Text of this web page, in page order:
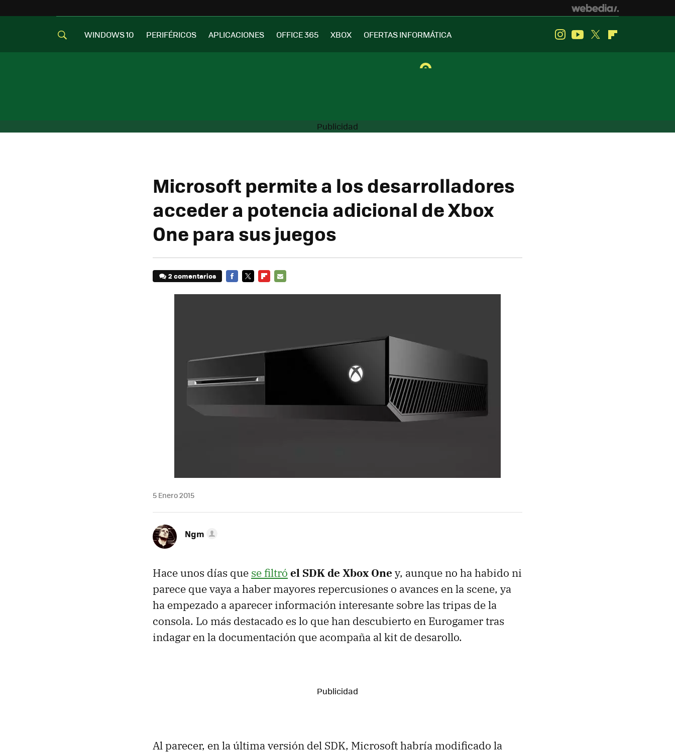
WINDOWS 10 PERIFÉRICOS APLICACIONES OFFICE 365 XBOX OFERTAS INFORMÁTICA InstagramYoutube
Twitter
Microsoft permite a los desarrolladores
acceder a potencia adicional de Xbox
One para sus juegos
2 comentarios
5 Enero 2015
Ngm
Hace unos días que se filtró el SDK de Xbox One y, aunque no ha habido ni
parece que vaya a haber mayores repercusiones o avances en la scene, ya
ha empezado a aparecer información interesante sobre las tripas de la
consola. Lo más destacado es lo que han descubierto en Eurogamer tras
indagar en la documentación que acompaña al kit de desarollo.
Al parecer, en la última versión del SDK, Microsoft habría modificado la